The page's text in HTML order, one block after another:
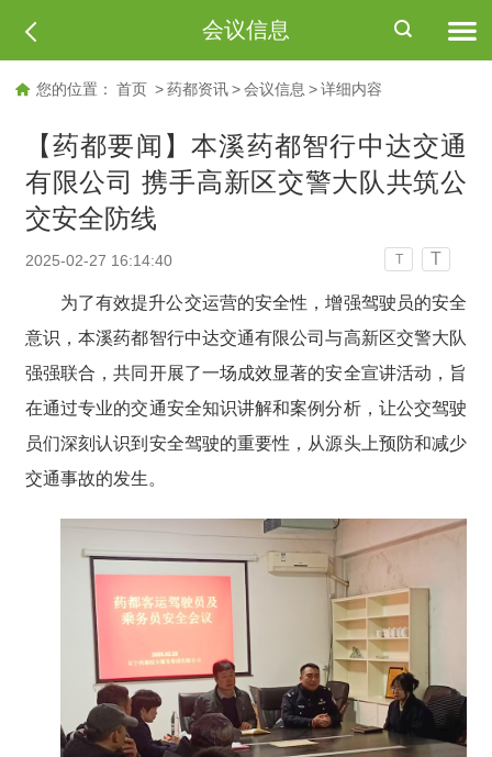
会议信息
您的位置： 首页 > 药都资讯 > 会议信息 > 详细内容
【药都要闻】本溪药都智行中达交通
有限公司 携手高新区交警大队共筑公
交安全防线
2025-02-27 16:14:40 T T
为了有效提升公交运营的安全性，增强驾驶员的安全
意识，本溪药都智行中达交通有限公司与高新区交警大队
强强联合，共同开展了一场成效显著的安全宣讲活动，旨
在通过专业的交通安全知识讲解和案例分析，让公交驾驶
员们深刻认识到安全驾驶的重要性，从源头上预防和减少
交通事故的发生。